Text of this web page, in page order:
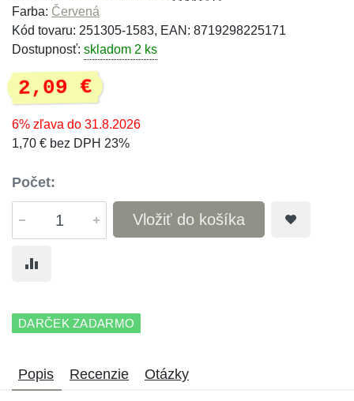
Farba: Červená
Kód tovaru: 251305-1583, EAN: 8719298225171
Dostupnosť: skladom 2 ks
2,09 €
6% zľava do 31.8.2026
1,70 € bez DPH 23%
Počet:
Vložiť do košíka
DARČEK ZADARMO
Popis Recenzie Otázky